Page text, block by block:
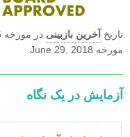
تاریخ آخرین بازبینی در مورخه
مورخه June 29, 2018.
آزمایش در یک نگاه